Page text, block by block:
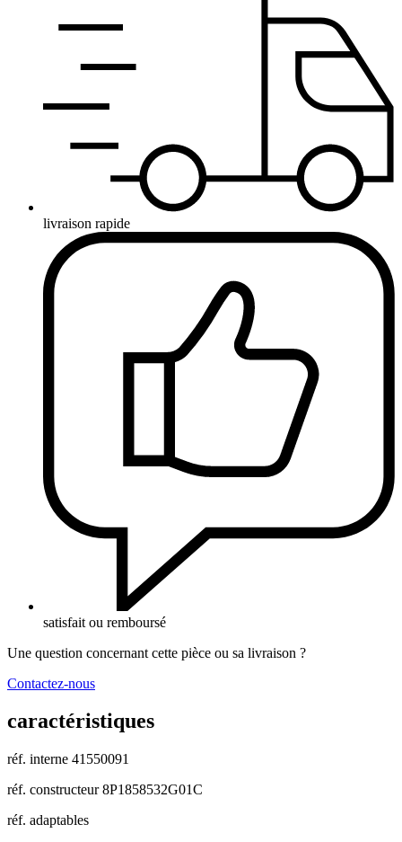
livraison rapide
satisfait ou remboursé
Une question concernant cette pièce ou sa livraison ?
Contactez-nous
caractéristiques
réf. interne 41550091
réf. constructeur 8P1858532G01C
réf. adaptables